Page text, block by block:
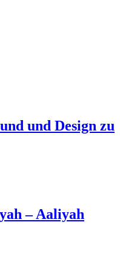
und Design zu
– Aaliyah